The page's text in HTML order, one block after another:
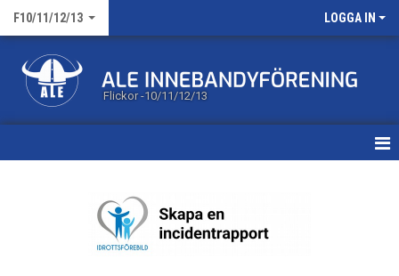
F10/11/12/13 LOGGA IN
Flickor -10/11/12/13